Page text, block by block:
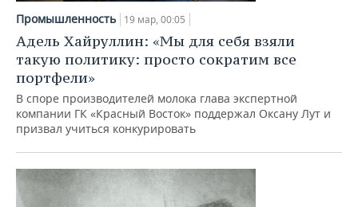
НЕФТЬ
ОПК
ЭНЕРГЕТИКА
РОЗНИЧНАЯ ТОРГОВЛЯ
ТРАНСПОРТ
УСЛУГИ
НОВОСТИ ТЕХНОЛОГИЙ
IT
МЕДИА
ТЕЛЕКОММУНИКАЦИИ
МЕРОПРИЯТИЯ
НОВОСТИ МЕРОПРИЯТИЙ
ВЫЕЗДНАЯ РЕДАКЦИЯ
БИЗНЕС-БРАНЧИ
СПОРТ
НОВОСТИ СПОРТА
ФУТБОЛ
ОБЩЕСТВО
НОВОСТИ ОБЩЕСТВА
ФОТОГАЛЕРЕЯ
Промышленность 19 мар, 00:05
Адель Хайруллин: «Мы для себя взяли
такую политику: просто сократим все
портфели»
В споре производителей молока глава экспертной
компании ГК «Красный Восток» поддержал Оксану Лут и
призвал учиться конкурировать